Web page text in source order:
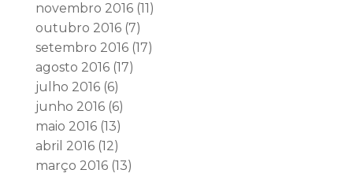
novembro 2016(11)
outubro 2016(7)
setembro 2016(17)
agosto 2016(17)
julho 2016(6)
junho 2016(6)
maio 2016(13)
abril 2016(12)
março 2016(13)